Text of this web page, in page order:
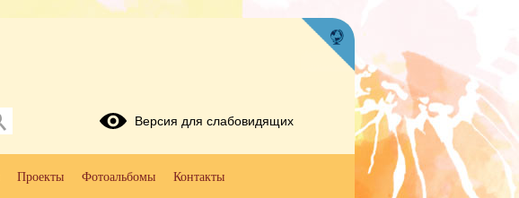
Версия для слабовидящих
Проекты Фотоальбомы Контакты